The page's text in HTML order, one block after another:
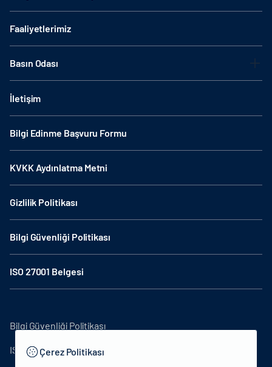
Faaliyetlerimiz
Basın Odası
İletişim
Bilgi Edinme Başvuru Formu
KVKK Aydınlatma Metni
Gizlilik Politikası
Bilgi Güvenliği Politikası
ISO 27001 Belgesi
Bilgi Güvenliği Politikası
ISO27001Çerez Politikası